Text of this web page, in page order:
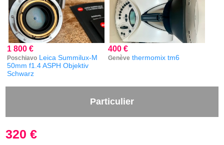
1 800 €
Poschiavo Leica Summilux-M
50mm f1.4 ASPH Objektiv
Schwarz
400 €
Genève thermomix tm6
Particulier
320 €